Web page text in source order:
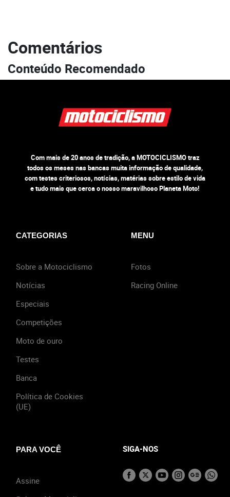
Comentários
Conteúdo Recomendado
Com mais de 20 anos de tradição, a MOTOCICLISMO traz
todos os meses nas bancas muita informação de qualidade,
com testes criteriosos, notícias, matérias sobre estilo de vida
e tudo mais que cerca o nosso maravilhoso Planeta Moto!
CATEGORIAS
Sobre a Motociclismo
Notícias
Especiais
Competições
Moto de ouro
Testes
Banca
Política de Cookies
(UE)
MENU
Fotos
Racing Online
PARA VOCÊ
Assine
SIGA-NOS